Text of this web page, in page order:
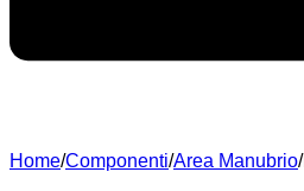
Home/Componenti/Area Manubrio/